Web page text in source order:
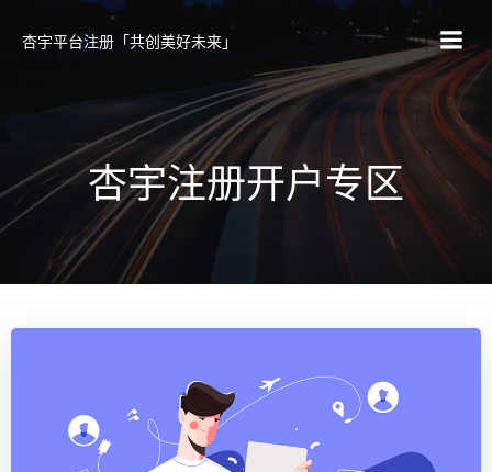
内
容
杏宇平台注册「共创美好未来」
杏宇注册开户专区